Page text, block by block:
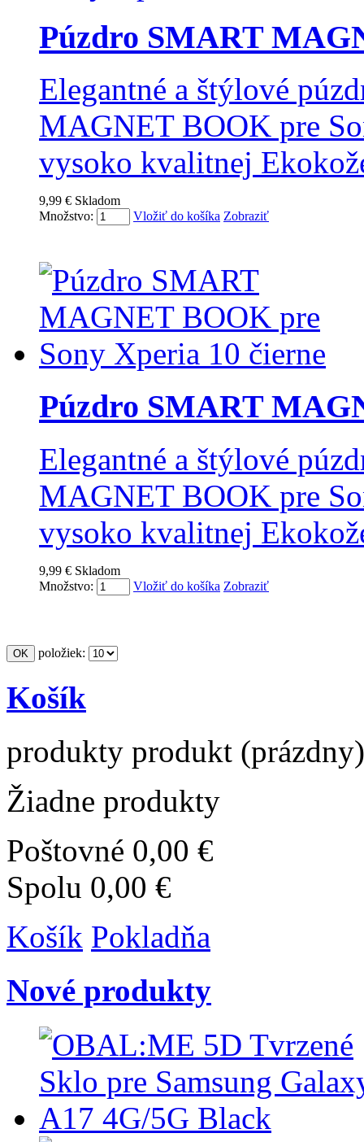
Púzdro SMART
Elegantné a štýlové
MAGNET BOOK pre
vysoko kvalitnej
9,99 € Skladom
Množstvo:
Vložiť do košíka Zobraziť
Púzdro SMART
Elegantné a štýlové
MAGNET BOOK pre
vysoko kvalitnej
9,99 € Skladom
Množstvo:
Vložiť do košíka Zobraziť
položiek:
Košík
produkty produkt (prázdny)
Žiadne produkty
Poštovné 0,00 €
Spolu 0,00 €
Košík Pokladňa
Nové produkty